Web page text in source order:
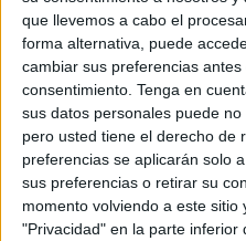
que llevemos a cabo el
forma alternativa, puede
cambiar sus preferencias
consentimiento. Tenga en
sus datos personales puede
pero usted tiene el derecho de
preferencias se aplicarán solo
sus preferencias o retirar su
momento volviendo a este sitio
"Privacidad" en la parte inferior
Brand strategy team:
Director reputation &
Senior communications
Social media manager:
Influencers manager:
Strategy director:
Creative supervisor:
Creative copywriter:
Art supervisor: Brenda